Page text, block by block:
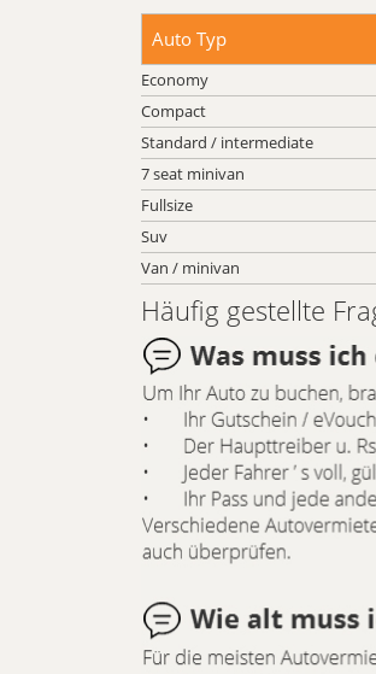
Auto Typ
Economy
Compact
Standard / intermediate
7 seat minivan
Fullsize
Suv
Van / minivan
Häufig gestellte